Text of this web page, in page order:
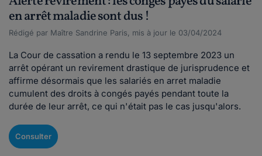
en arrêt maladie sont dus !
Rédigé par Maître Sandrine Paris, mis à jour le 03/04/2024
La Cour de cassation a rendu le 13 septembre 2023 un
arrêt opérant un revirement drastique de jurisprudence et
affirme désormais que les salariés en arret maladie
cumulent des droits à congés payés pendant toute la
durée de leur arrêt, ce qui n'était pas le cas jusqu'alors.
Consulter